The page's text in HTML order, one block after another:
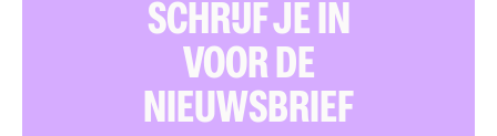
SCHRIJF JE IN
VOOR DE
NIEUWSBRIEF